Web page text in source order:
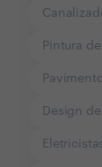
Pintura
Design